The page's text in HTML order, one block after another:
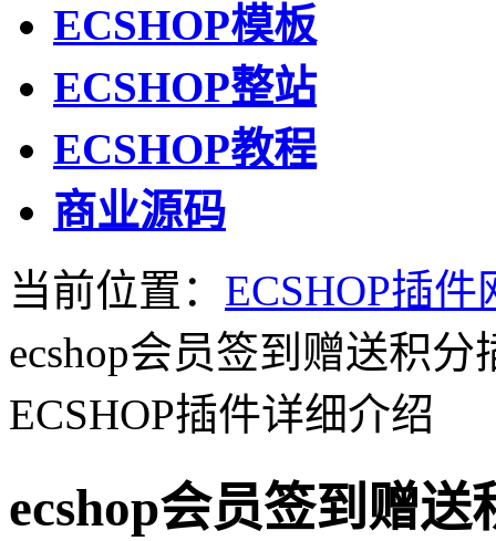
ECSHOP模板
ECSHOP整站
ECSHOP教程
商业源码
当前位置： ECSHOP插件
ecshop会员签到赠送积
ECSHOP插件详细介绍
ecshop会员签到赠